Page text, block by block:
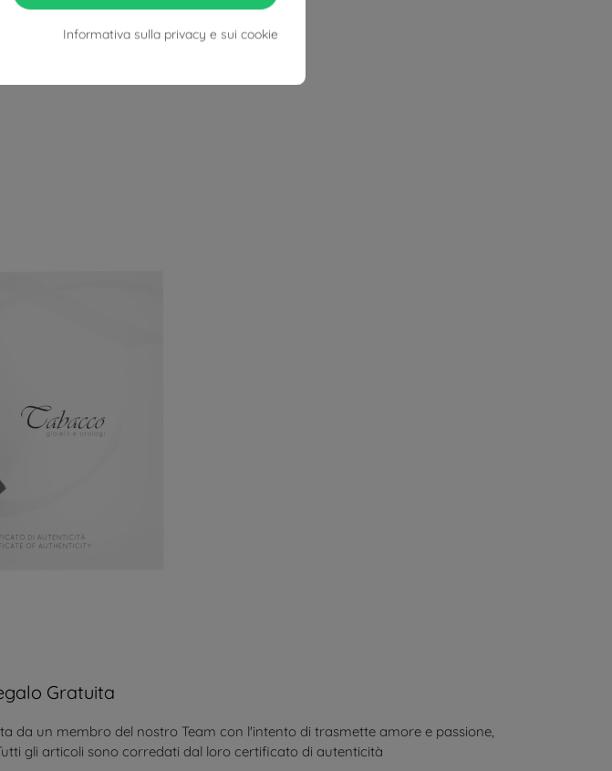
Gratuita
da un membro del nostro Team con l'intento di trasmette amore e passione,
gli articoli sono corredati dal loro certificato di autenticità
Informativa sulla privacy e sui cookie